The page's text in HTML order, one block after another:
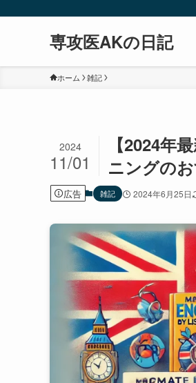
専攻医AKの日記
ホーム 雑記
【2024年
ニングのお
2024
11/01
広告 雑記 2024年6月25日